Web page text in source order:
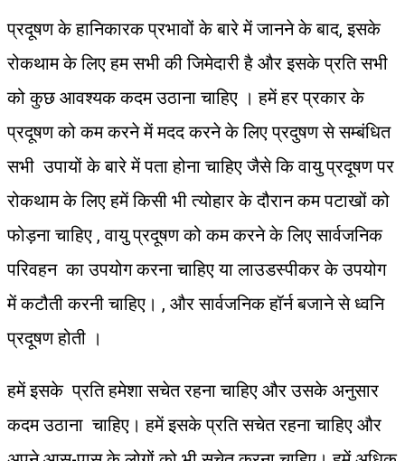
प्रदूषण के हानिकारक प्रभावों के बारे में जानने के बाद, इसके
रोकथाम के लिए हम सभी की जिमेदारी है और इसके प्रति सभी
को कुछ आवश्यक कदम उठाना चाहिए । हमें हर प्रकार के
प्रदूषण को कम करने में मदद करने के लिए प्रदुषण से सम्बंधित
सभी उपायों के बारे में पता होना चाहिए जैसे कि वायु प्रदूषण पर
रोकथाम के लिए हमें किसी भी त्योहार के दौरान कम पटाखों को
फोड़ना चाहिए , वायु प्रदूषण को कम करने के लिए सार्वजनिक
परिवहन का उपयोग करना चाहिए या लाउडस्पीकर के उपयोग
में कटौती करनी चाहिए। , और सार्वजनिक हॉर्न बजाने से ध्वनि
प्रदूषण होती ।
हमें इसके प्रति हमेशा सचेत रहना चाहिए और उसके अनुसार
कदम उठाना चाहिए। हमें इसके प्रति सचेत रहना चाहिए और